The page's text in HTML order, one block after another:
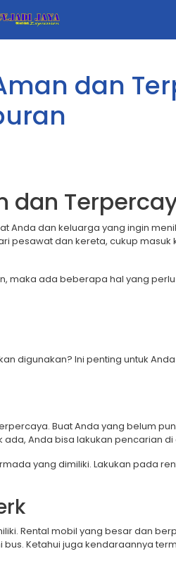
dan
dan
Anda dan keluarga yang ingin
dan kereta, cukup masuk
maka ada beberapa hal yang
digunakan? Ini penting untuk
Buat Anda yang belum
Anda bisa lakukan pencarian
yang dimiliki. Lakukan pada
Rental mobil yang besar dan
Ketahui juga kendaraannya